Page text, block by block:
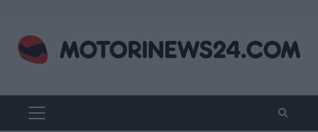
content
PRIMARY